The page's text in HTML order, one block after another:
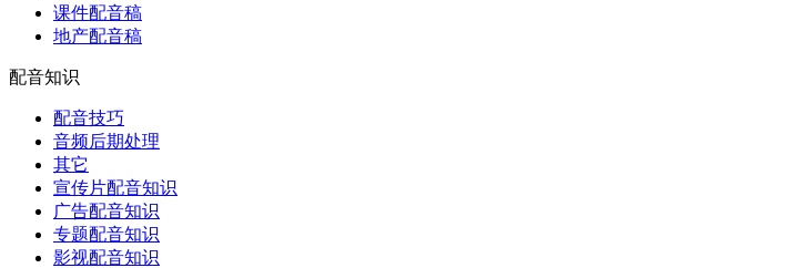
课件配音稿
地产配音稿
配音知识
配音技巧
音频后期处理
其它
宣传片配音知识
广告配音知识
专题配音知识
影视配音知识